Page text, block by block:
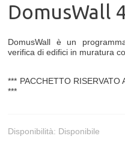
DomusWall
DomusWall è un
verifica di edifici in muratura
*** PACCHETTO RISERVATO
***
Disponibilità: Disponibile